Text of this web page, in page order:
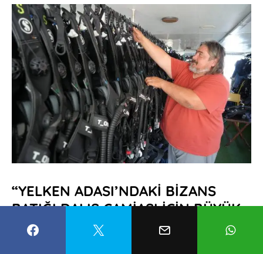
“YELKEN ADASI’NDAKİ BİZANS
BATIĞI DALIŞ CAMİASI İÇİN BÜYÜK
KAZANÇ”